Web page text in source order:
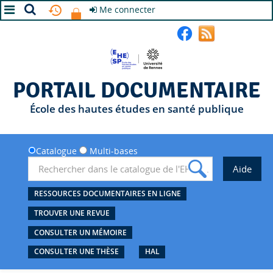
Me connecter
PORTAIL DOCUMENTAIRE
École des hautes études en santé publique
Catalogue Multi-bases
RESSOURCES DOCUMENTAIRES EN LIGNE
TROUVER UNE REVUE
CONSULTER UN MÉMOIRE
CONSULTER UNE THÈSE
HAL